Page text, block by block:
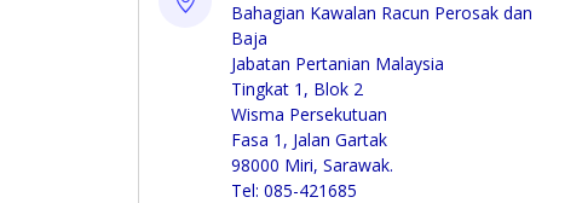
Bahagian Kawalan Racun Perosak dan
Baja
Jabatan Pertanian Malaysia
Tingkat 1, Blok 2
Wisma Persekutuan
Fasa 1, Jalan Gartak
98000 Miri, Sarawak.
Tel: 085-421685